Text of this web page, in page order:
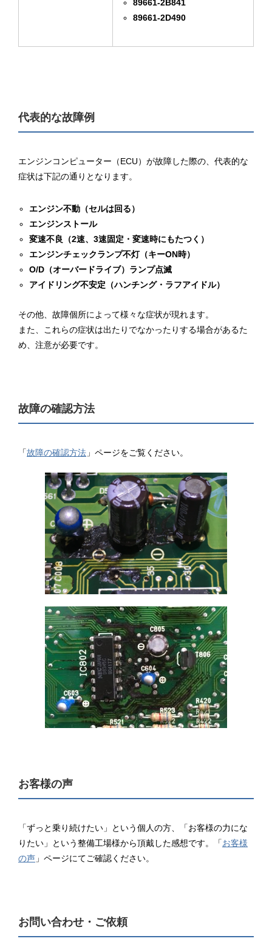
89661-2B841
89661-2D490
代表的な故障例
エンジンコンピューター（ECU）が故障した際の、代表的な
症状は下記の通りとなります。
エンジン不動（セルは回る）
エンジンストール
変速不良（2速、3速固定・変速時にもたつく）
エンジンチェックランプ不灯（キーON時）
O/D（オーバードライブ）ランプ点滅
アイドリング不安定（ハンチング・ラフアイドル）
その他、故障個所によって様々な症状が現れます。
また、これらの症状は出たりでなかったりする場合があるた
め、注意が必要です。
故障の確認方法
「故障の確認方法 」ページをご覧ください。
お客様の声
「ずっと乗り続けたい」という個人の方、「お客様の力にな
りたい」という整備工場様から頂戴した感想です。「お客様
の声 」ページにてご確認ください。
お問い合わせ・ご依頼